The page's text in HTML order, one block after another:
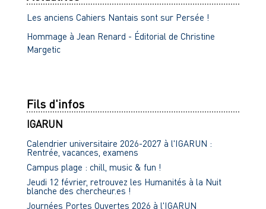
Les anciens Cahiers Nantais sont sur Persée !
Hommage à Jean Renard - Éditorial de Christine
Margetic
Fils d'infos
IGARUN
Calendrier universitaire 2026-2027 à l'IGARUN :
Rentrée, vacances, examens
Campus plage : chill, music & fun !
Jeudi 12 février, retrouvez les Humanités à la Nuit
blanche des chercheur.es !
Journées Portes Ouvertes 2026 à l'IGARUN